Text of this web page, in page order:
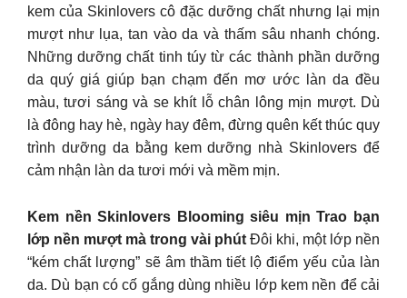
kem của Skinlovers cô đặc dưỡng chất nhưng lại mịn
mượt như lụa, tan vào da và thấm sâu nhanh chóng.
Những dưỡng chất tinh túy từ các thành phần dưỡng
da quý giá giúp bạn chạm đến mơ ước làn da đều
màu, tươi sáng và se khít lỗ chân lông mịn mượt. Dù
là đông hay hè, ngày hay đêm, đừng quên kết thúc quy
trình dưỡng da bằng kem dưỡng nhà Skinlovers để
cảm nhận làn da tươi mới và mềm mịn.
Kem nền Skinlovers Blooming siêu mịn Trao bạn
lớp nền mượt mà trong vài phút Đôi khi, một lớp nền
“kém chất lượng” sẽ âm thầm tiết lộ điểm yếu của làn
da. Dù bạn có cố gắng dùng nhiều lớp kem nền để cải